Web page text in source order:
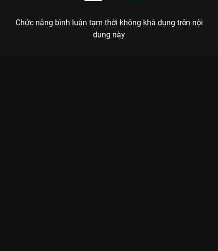
Chức năng bình luận tạm thời không khả dụng trên nội
dung này